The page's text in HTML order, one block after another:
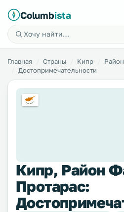
Columbista
Главная Страны Кипр
Достопримечательности
Кипр, Район
Протарас: